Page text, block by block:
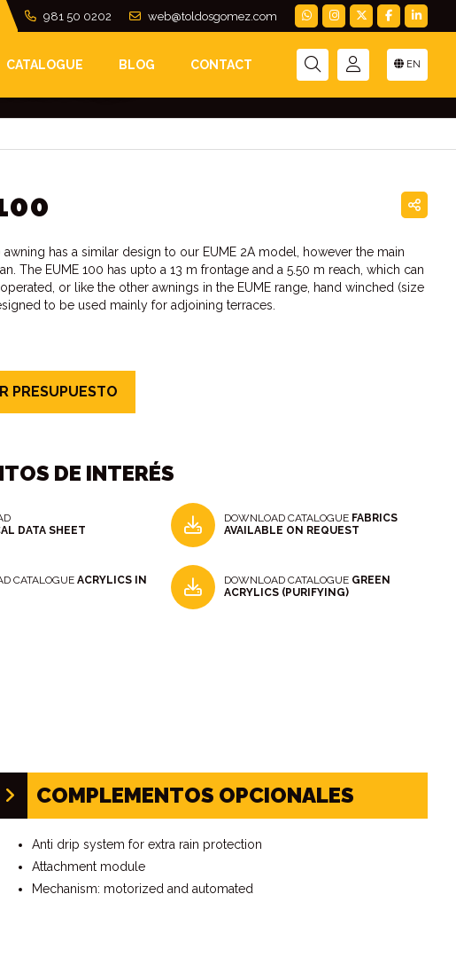
981 50 0202 web@toldosgomez.com
CATALOGUE BLOG CONTACT EN
is its span
awning has a similar design to our EUME 2A model, however the main
The EUME 100 has upto a 13 m frontage and a 5.50 m reach, which can
or like the other awnings in the EUME range, hand winched (size
to be used mainly for adjoining terraces.
DE INTERÉS
DATA SHEET
DOWNLOAD CATALOGUE FABRICS
AVAILABLE ON REQUEST
CATALOGUE ACRYLICS IN
DOWNLOAD CATALOGUE GREEN
ACRYLICS (PURIFYING)
PRESUPUESTO
COMPLEMENTOS OPCIONALES
Anti drip system for extra rain protection
Attachment module
Mechanism: motorized and automated